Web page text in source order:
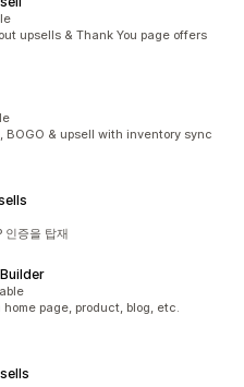
upsells & Thank You page offers
BOGO & upsell with inventory sync
인증을 탑재
page, product, blog, etc.